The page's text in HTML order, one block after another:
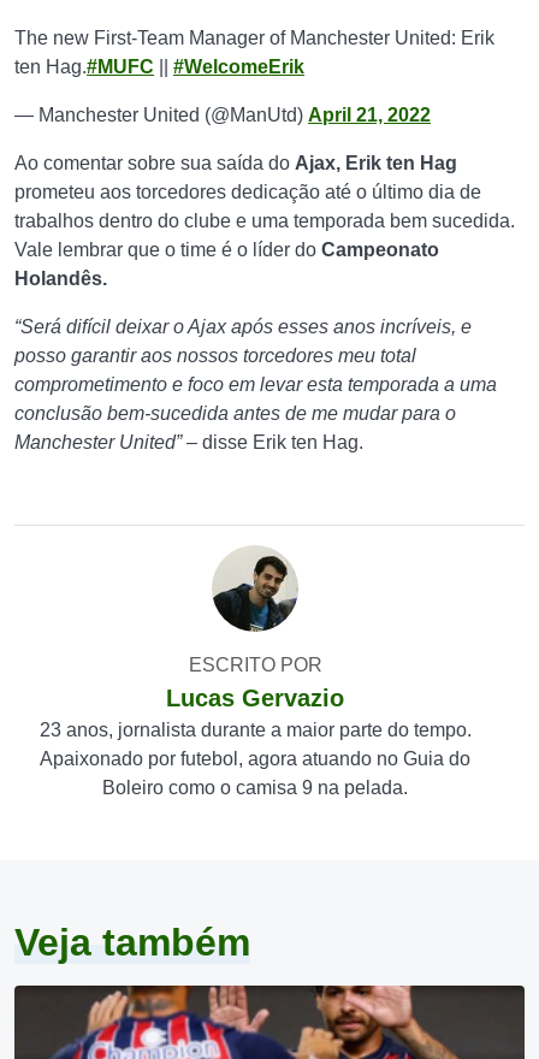
The new First-Team Manager of Manchester United: Erik
ten Hag.#MUFC #WelcomeErik
— Manchester United (@ManUtd) April 21, 2022
Ao comentar sobre sua saída do Ajax, Erik ten Hag
prometeu aos torcedores dedicação até o último dia de
trabalhos dentro do clube e uma temporada bem sucedida.
Vale lembrar que o time é o líder do Campeonato
Holandês.
“Será difícil deixar o Ajax após esses anos incríveis, e
posso garantir aos nossos torcedores meu total
comprometimento e foco em levar esta temporada a uma
conclusão bem-sucedida antes de me mudar para o
Manchester United”– disse Erik ten Hag.
ESCRITO POR
Lucas Gervazio
23 anos, jornalista durante a maior parte do tempo.
Apaixonado por futebol, agora atuando no Guia do
Boleiro como o camisa 9 na pelada.
Veja também